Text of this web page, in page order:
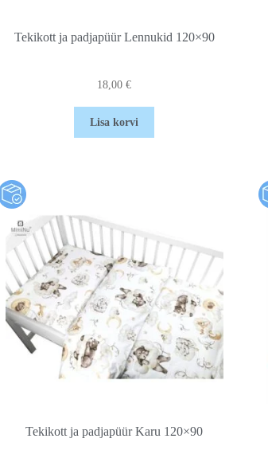
Tekikott ja padjapüür Lennukid 120×90
18,00€
Lisa korvi
Tekikott ja padjapüür Karu 120×90